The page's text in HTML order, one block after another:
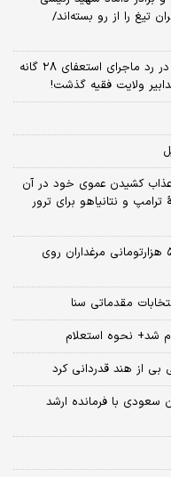
را از رو بسته‌اند/
واکنش نماینده تهران به اطلاعیه دفتر رهبری در رد ماجرای استعفای ۲۸ گانه
ولایت فقیه گذشت!
عذاب کشیدن عموی خود در آن
و نتانیاهو برای ترور
قیمت واقعی مرغ اعلام شد/ ماجرای ضرر ۵۰ هزارتومانی مرغداران روی
مقدماتی سنا
شد+ نحوه استعلام
بی از هند قدردانی کرد
سعودی با فرمانده ارشد